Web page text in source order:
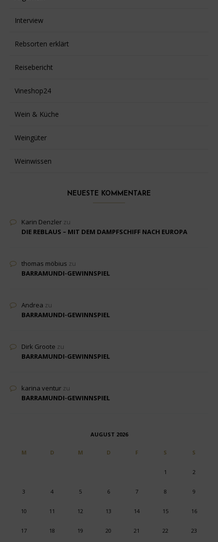
Interview
Rebsorten erklärt
Reisebericht
Vineshop24
Wein & Küche
Weingüter
Weinwissen
NEUESTE KOMMENTARE
Karin Denzler zu
DIE REBLAUS – MIT DEM DAMPFSCHIFF NACH EUROPA
thomas möbius zu
BARRAMUNDI-GEWINNSPIEL
Andrea zu
BARRAMUNDI-GEWINNSPIEL
Dirk Groote zu
BARRAMUNDI-GEWINNSPIEL
karina ventur zu
BARRAMUNDI-GEWINNSPIEL
AUGUST 2026
M D M D F S S
1 2
3 4 5 6 7 8 9
10 11 12 13 14 15 16
17 18 19 20 21 22 23